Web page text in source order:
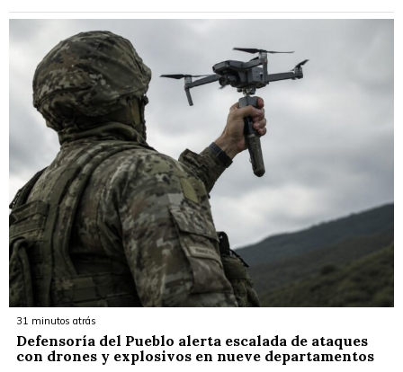
31 minutos atrás
Defensoría del Pueblo alerta escalada de ataques
con drones y explosivos en nueve departamentos